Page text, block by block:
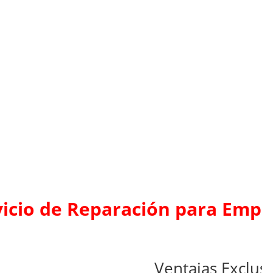
de Reparación para
Ventajas